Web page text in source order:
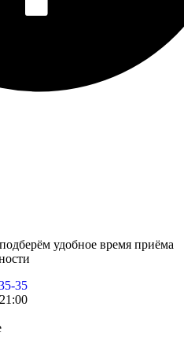
удобное время приёма